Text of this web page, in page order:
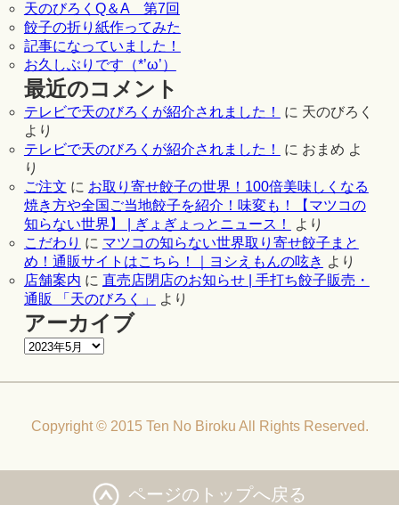
天のびろくQ＆A 第7回
餃子の折り紙作ってみた
記事になっていました！
お久しぶりです（*’ω’）
最近のコメント
テレビで天のびろくが紹介されました！ に 天のびろく
より
テレビで天のびろくが紹介されました！
に おまめ よ
り
ご注文 に お取り寄せ餃子の世界！100倍美味しくなる
焼き方や全国ご当地餃子を紹介！味変も！【マツコの
知らない世界】 | ぎょぎょっとニュース！
より
こだわり に マツコの知らない世界取り寄せ餃子まと
め！通販サイトはこちら！｜ヨシえもんの呟き より
店舗案内 に 直売店閉店のお知らせ | 手打ち餃子販売・
通販 「天のびろく」
より
アーカイブ
Copyright © 2015 Ten No Biroku All Rights Reserved.
ページのトップへ戻る